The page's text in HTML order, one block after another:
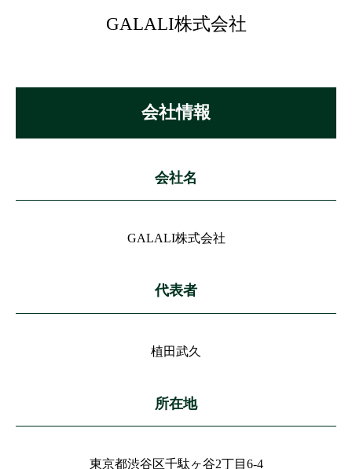
GALALI株式会社
会社情報
会社名
GALALI株式会社
代表者
植田武久
所在地
東京都渋谷区千駄ヶ谷2丁目6-4